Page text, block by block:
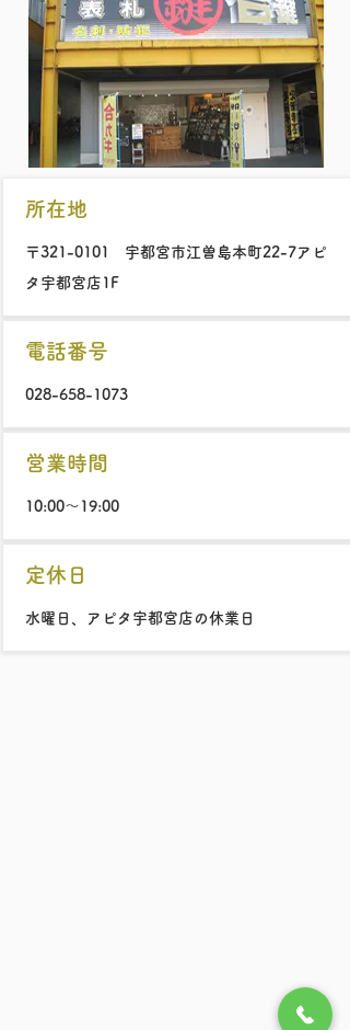
所在地
〒321-0101 宇都宮市江曽島本町22-7アピ
タ宇都宮店1F
電話番号
028-658-1073
営業時間
10:00～19:00
定休日
水曜日、アピタ宇都宮店の休業日